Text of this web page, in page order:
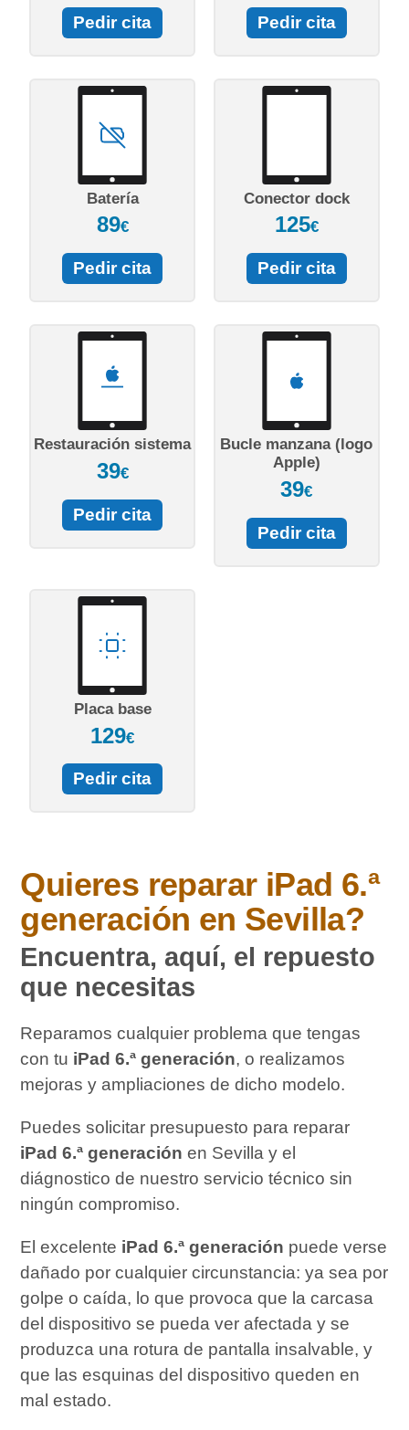
Pedir cita Pedir cita
Batería
89€
Pedir cita
Conector dock
125€
Pedir cita
Restauración sistema
39€
Pedir cita
Bucle manzana (logo
Apple)
39€
Pedir cita
Placa base
129€
Pedir cita
Quieres reparar iPad 6.ª
generación en Sevilla?
Encuentra, aquí, el repuesto
que necesitas
Reparamos cualquier problema que tengas
con tu iPad 6.ª generación, o realizamos
mejoras y ampliaciones de dicho modelo.
Puedes solicitar presupuesto para reparar
iPad 6.ª generación en Sevilla y el
diágnostico de nuestro servicio técnico sin
ningún compromiso.
El excelente iPad 6.ª generación puede verse
dañado por cualquier circunstancia: ya sea por
golpe o caída, lo que provoca que la carcasa
del dispositivo se pueda ver afectada y se
produzca una rotura de pantalla insalvable, y
que las esquinas del dispositivo queden en
mal estado.